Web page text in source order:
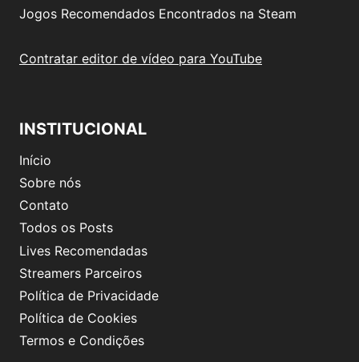
Jogos Recomendados Encontrados na Steam
Contratar editor de vídeo para YouTube
INSTITUCIONAL
Início
Sobre nós
Contato
Todos os Posts
Lives Recomendadas
Streamers Parceiros
Política de Privacidade
Política de Cookies
Termos e Condições